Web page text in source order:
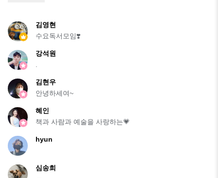
김영현
수요독서모임❣️
강석원
김현우
안녕하세여~
혜인
책과 사람과 예술을 사랑하는💗
hyun
심송희